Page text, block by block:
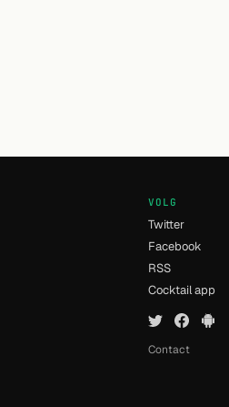
VOLG
Twitter
Facebook
RSS
Cocktail app
Contact